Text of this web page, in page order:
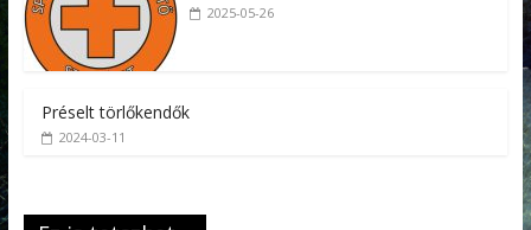
2025-05-26
Préselt törlőkendők
2024-03-11